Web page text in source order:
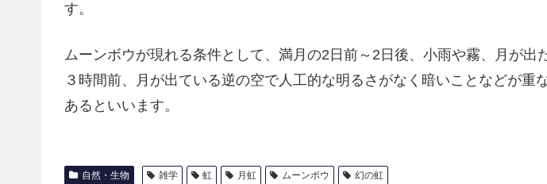
す。
ムーンボウが現れる条件として、満月の2日前～2日後、小雨や霧、月が出
３時間前、月が出ている逆の空で人工的な明るさがなく暗いことなどが重
あるといいます。
自然・生物 雑学 虹 月虹 ムーンボウ 幻の虹